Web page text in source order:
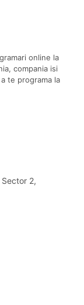
online la
compania isi
te programa la
2,